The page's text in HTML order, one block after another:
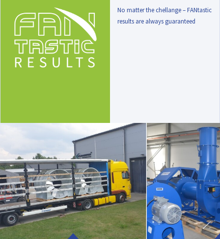
No matter the chellange – FANtastic
results are always guaranteed